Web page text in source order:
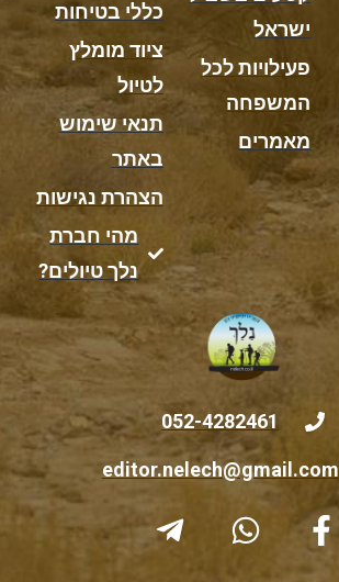
ישראל
פעילויות לכל
המשפחה
מאמרים
כללי בטיחות
ציוד מומלץ
לטיול
תנאי שימוש
באתר
הצהרת נגישות
מהי חברת
נלך טיולים?
052-4282461
editor.nelech@gmail.com